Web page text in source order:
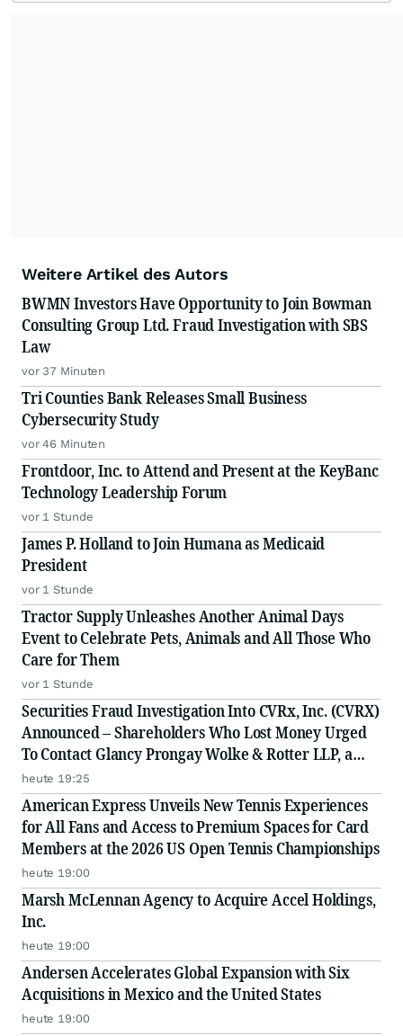
Weitere Artikel des Autors
BWMN Investors Have Opportunity to Join Bowman
Consulting Group Ltd. Fraud Investigation with SBS
Law
vor 37 Minuten
Tri Counties Bank Releases Small Business
Cybersecurity Study
vor 46 Minuten
Frontdoor, Inc. to Attend and Present at the KeyBanc
Technology Leadership Forum
vor 1 Stunde
James P. Holland to Join Humana as Medicaid
President
vor 1 Stunde
Tractor Supply Unleashes Another Animal Days
Event to Celebrate Pets, Animals and All Those Who
Care for Them
vor 1 Stunde
Securities Fraud Investigation Into CVRx, Inc. (CVRX)
Announced – Shareholders Who Lost Money Urged
To Contact Glancy Prongay Wolke & Rotter LLP, a
Leading Securities Fraud Law Firm
heute 19:25
American Express Unveils New Tennis Experiences
for All Fans and Access to Premium Spaces for Card
Members at the 2026 US Open Tennis Championships
heute 19:00
Marsh McLennan Agency to Acquire Accel Holdings,
Inc.
heute 19:00
Andersen Accelerates Global Expansion with Six
Acquisitions in Mexico and the United States
heute 19:00